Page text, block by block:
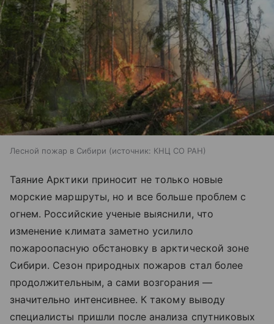
Лесной пожар в Сибири источник: КНЦ СО РАН
Таяние Арктики приносит не только новые
морские маршруты, но и все больше проблем с
огнем. Российские ученые выяснили, что
изменение климата заметно усилило
пожароопасную обстановку в арктической зоне
Сибири. Сезон природных пожаров стал более
продолжительным, а сами возгорания —
значительно интенсивнее. К такому выводу
специалисты пришли после анализа спутниковых